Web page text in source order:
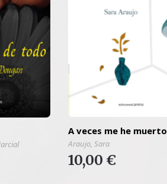
A veces me he muerto
Araujo, Sara
10,00 €